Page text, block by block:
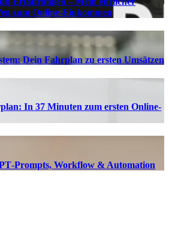
zum Online-Einkommen
Dein Fahrplan zu ersten Umsätzen
In 37 Minuten zum ersten Online-
Workflow & Automation